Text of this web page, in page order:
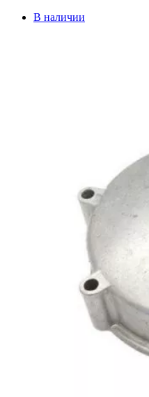
В наличии